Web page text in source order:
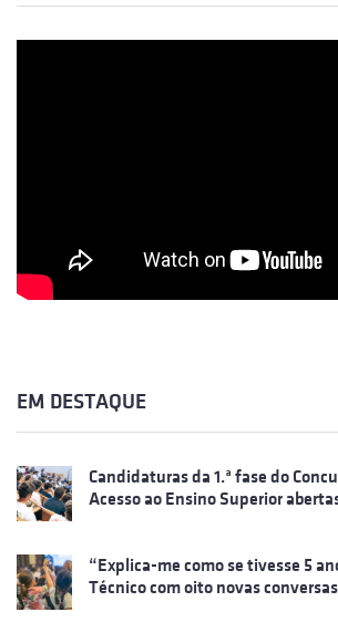
EM DESTAQUE
Candidaturas da 1.ª fase do
Acesso ao Ensino Superior
“Explica-me como se tivesse 5
Técnico com oito novas